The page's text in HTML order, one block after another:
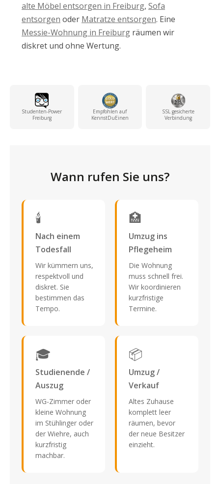
alte Möbel entsorgen in Freiburg, Sofa
entsorgen oder Matratze entsorgen. Eine
Messie-Wohnung in Freiburg räumen wir
diskret und ohne Wertung.
Studenten-Power
Freiburg
Empfohlen auf
KennstDuEinen
SSL gesicherte
Verbindung
Wann rufen Sie uns?
🕯️
Nach einem
Todesfall
Wir kümmern uns,
respektvoll und
diskret. Sie
bestimmen das
Tempo.
🏥
Umzug ins
Pflegeheim
Die Wohnung
muss schnell frei.
Wir koordinieren
kurzfristige
Termine.
🎓
Studienende /
Auszug
WG-Zimmer oder
kleine Wohnung
im Stühlinger oder
der Wiehre, auch
kurzfristig
machbar.
📦
Umzug /
Verkauf
Altes Zuhause
komplett leer
räumen, bevor
der neue Besitzer
einzieht.